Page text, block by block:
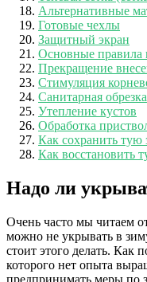
Альтернативные
Готовые чехлы
Защитный экран
Основные правила
Прекращение
Стимуляция
Санитарная обрезка
Утепление кустов
Обработка
Как сохранить тую
Как восстановить
Надо ли
Очень часто мы читаем
можно не укрывать в
стоит этого делать. Как
которого нет опыта
предпринимать меры по